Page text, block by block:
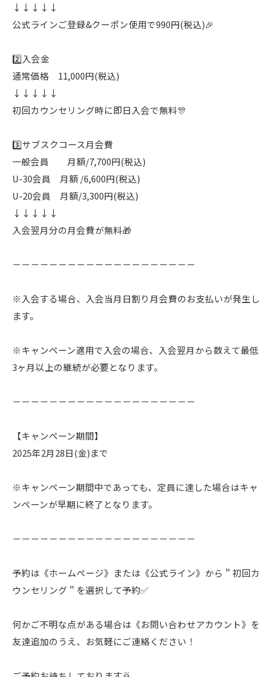
↓↓↓↓↓
公式ラインご登録&クーポン使用で990円(税込)🎉
2️⃣入会金
通常価格 11,000円(税込)
↓↓↓↓↓
初回カウンセリング時に即日入会で無料🎊
3️⃣サブスクコース月会費
一般会員 月額/7,700円(税込)
U-30会員 月額 /6,600円(税込)
U-20会員 月額/3,300円(税込)
↓↓↓↓↓
入会翌月分の月会費が無料🎁
－－－－－－－－－－－－－－－－－－－－
※入会する場合、入会当月日割り月会費のお支払いが発生し
ます。
※キャンペーン適用で入会の場合、入会翌月から数えて最低
3ヶ月以上の継続が必要となります。
－－－－－－－－－－－－－－－－－－－－
【キャンペーン期間】
2025年2月28日(金)まで
※キャンペーン期間中であっても、定員に達した場合はキャ
ンペーンが早期に終了となります。
－－－－－－－－－－－－－－－－－－－－
予約は《ホームページ》または《公式ライン》から＂初回カ
ウンセリング＂を選択して予約✅
何かご不明な点がある場合は《お問い合わせアカウント》を
友達追加のうえ、お気軽にご連絡ください！